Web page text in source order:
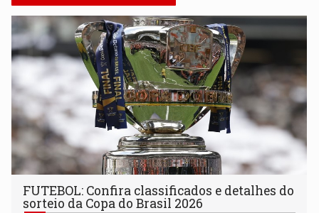
FUTEBOL: Confira classificados e detalhes do
sorteio da Copa do Brasil 2026